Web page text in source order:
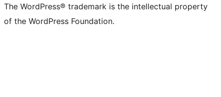
The WordPress® trademark is the intellectual property
of the WordPress Foundation.